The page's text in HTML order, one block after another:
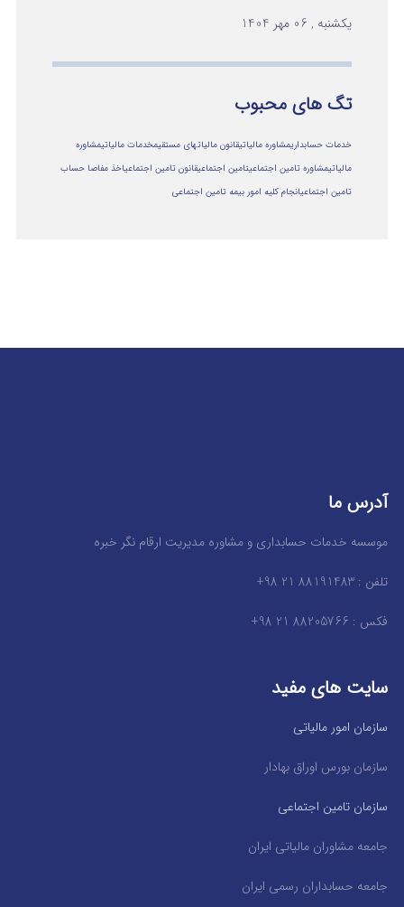
یکشنبه , 06 مهر 1404
تگ های محبوب
خدمات حسابداریمشاوره مالیاتیقانون مالیاتهای مستقیمخدمات مالیاتیمشاوره
مالياتيمشاوره تامین اجتماعیتامین اجتماعیقانون تامین اجتماعیاخذ مفاصا حساب
تامین اجتماعیانجام کلیه امور بیمه تامین اجتماعی
آدرس ما
موسسه خدمات حسابداری و مشاوره مدیریت ارقام نگر خبره
تلفن : 88191483 21 98+
فکس : 88205766 21 98+
سایت های مفید
سازمان امور مالیاتی
سازمان بورس اوراق بهادار
سازمان تامین اجتماعی
جامعه مشاوران مالیاتی ایران
جامعه حسابداران رسمی ایران